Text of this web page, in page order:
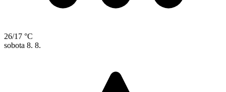
26/17 °C
sobota 8. 8.